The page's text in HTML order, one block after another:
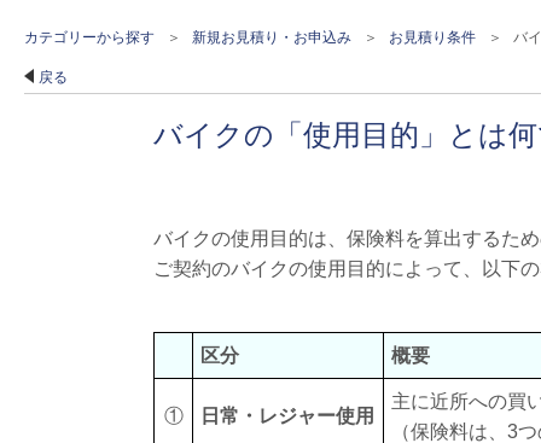
カテゴリーから探す > 新規お見積り・お申込み > お見積り条件 > バ
戻る
バイクの「使用目的」とは
バイクの使用目的は、保険料を算出するた
ご契約のバイクの使用目的によって、以下
区分 概要
① 日常・レジャー使用
主に近所への買
（保険料は、3